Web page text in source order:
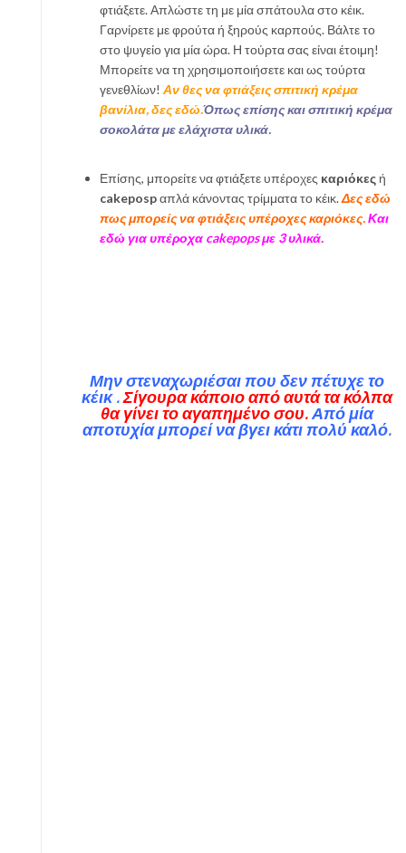
φτιάξετε. Απλώστε τη με μία σπάτουλα στο κέικ.
Γαρνίρετε με φρούτα ή ξηρούς καρπούς. Βάλτε το
στο ψυγείο για μία ώρα. Η τούρτα σας είναι έτοιμη!
Μπορείτε να τη χρησιμοποιήσετε και ως τούρτα
γενεθλίων! Αν θες να φτιάξεις σπιτική κρέμα
βανίλια, δες εδώ.Όπως επίσης και σπιτική κρέμα
σοκολάτα με ελάχιστα υλικά.
Επίσης, μπορείτε να φτιάξετε υπέροχες καριόκεςή
cakepospαπλά κάνοντας τρίμματα το κέικ.Δες εδώ
πως μπορείς να φτιάξεις υπέροχες καριόκες.Και
εδώ για υπέροχα cakepops με 3 υλικά.
Μην στεναχωριέσαι που δεν πέτυχε το
κέικ .Σίγουρα κάποιο από αυτά τα κόλπα
θα γίνει το αγαπημένο σου.Από μία
αποτυχία μπορεί να βγει κάτι πολύ καλό.